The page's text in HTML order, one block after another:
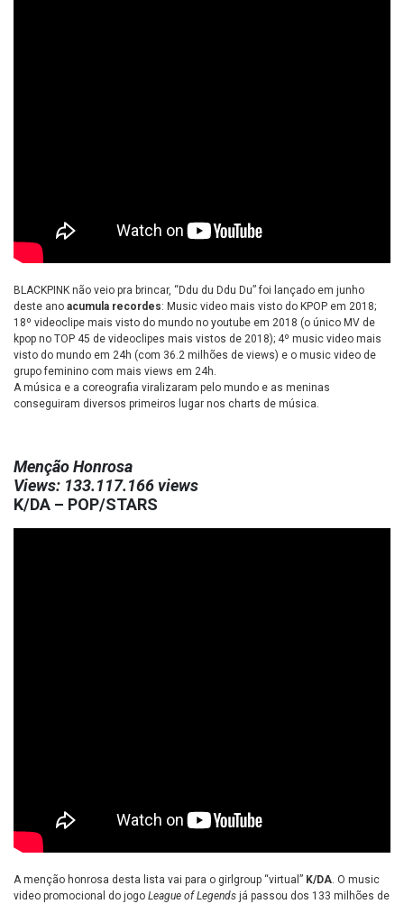
BLACKPINK não veio pra brincar, “Ddu du Ddu Du” foi lançado em junho
deste ano acumula recordes: Music video mais visto do KPOP em 2018;
18º videoclipe mais visto do mundo no youtube em 2018 (o único MV de
kpop no TOP 45 de videoclipes mais vistos de 2018); 4º music video mais
visto do mundo em 24h (com 36.2 milhões de views) e o music video de
grupo feminino com mais views em 24h.
A música e a coreografia viralizaram pelo mundo e as meninas
conseguiram diversos primeiros lugar nos charts de música.
Menção Honrosa
Views: 133.117.166 views
K/DA – POP/STARS
A menção honrosa desta lista vai para o girlgroup “virtual” K/DA. O music
video promocional do jogo League of Legends já passou dos 133 milhões de